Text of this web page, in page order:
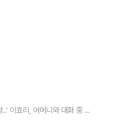
'알고 보니 너무 불우했던 가정..' 이효리, 어머니와 대화 중 이상순과 결혼 결심한 '진짜 이유' 고백했다